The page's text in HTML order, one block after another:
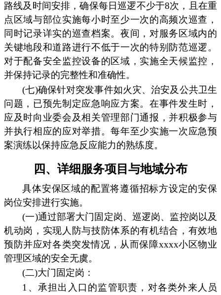
路线及时间安排，确保每日巡逻不少于8次，且在重
点区域与部位实施每小时至少一次的高频次巡查，
同时记录详实的巡查档案。夜间，对服务区域内的
关键地段和道路进行不低于一次的特别防范巡逻。
对于配备安全监控设备的区域，实施全天候监控，
并保持记录的完整性和准确性。
(七)确保针对突发事件如火灾、治安及公共卫生
问题，已预先制定应急响应方案。在事件发生时，
应及时向业委会及相关管理部门通报，并积极参与
并执行相应的应对举措。每年至少实施一次应急预
案演练以保持应急反应能力的熟练度。
四、详细服务项目与地域分布
具体安保区域的配置将遵循招标方设定的安保
岗位安排进行实施。
(一)通过部署大门固定岗、巡逻岗、监控岗以及
机动岗，实现人防与技防体系的有机结合，有效地
预防并应对各类突发情况，从而保障xxxx小区物业
管理区域的安全无虞。
(二)大门固定岗：
1、承担出入口的监管职责，对各类外来人员